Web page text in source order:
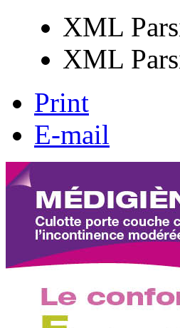
XML
XML
Print
E-mail